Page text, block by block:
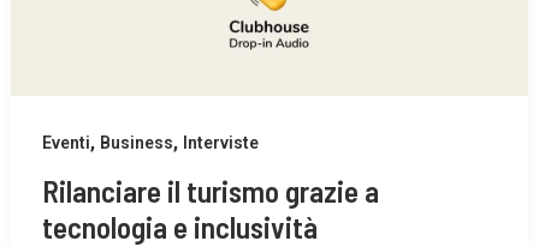
Eventi, Business, Interviste
Rilanciare il turismo grazie a
tecnologia e inclusività